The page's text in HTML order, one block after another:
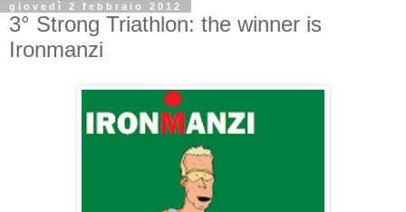
giovedì 2 febbraio 2012
3° Strong Triathlon: the winner is
Ironmanzi